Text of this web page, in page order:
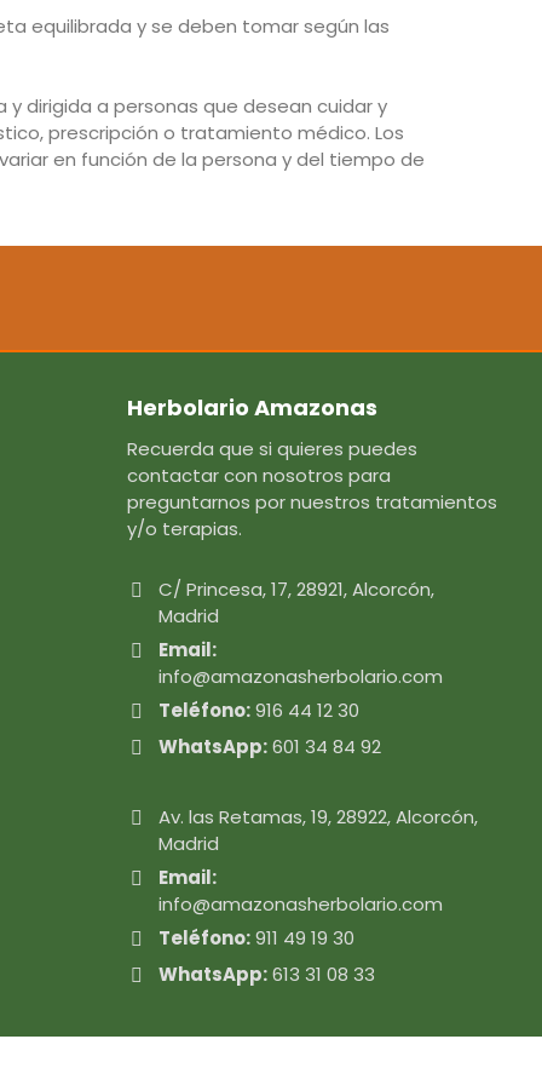
equilibrada y se deben tomar según las
dirigida a personas que desean cuidar y
prescripción o tratamiento médico. Los
en función de la persona y del tiempo de
Herbolario Amazonas
Recuerda que si quieres puedes
contactar con nosotros para
preguntarnos por nuestros tratamientos
y/o terapias.
C/ Princesa, 17, 28921, Alcorcón,
Madrid
Email:
info@amazonasherbolario.com
Teléfono: 916 44 12 30
WhatsApp: 601 34 84 92
Av. las Retamas, 19, 28922, Alcorcón,
Madrid
Email:
info@amazonasherbolario.com
Teléfono: 911 49 19 30
WhatsApp: 613 31 08 33